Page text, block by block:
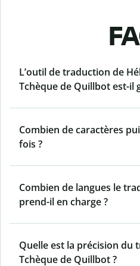
L’outil de traduction de
Tchèque de Quillbot est-il
Combien de caractères
fois ?
Combien de langues le
prend-il en charge ?
Quelle est la précision du
Tchèque de Quillbot ?